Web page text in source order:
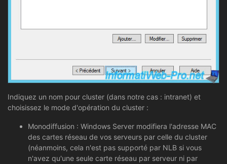
Indiquez un nom pour cluster (dans notre cas : intranet) et
choisissez le mode d'opération du cluster :
Monodiffusion : Windows Server modifiera l'adresse MAC
des cartes réseau de vos serveurs par celle du cluster
(néanmoins, cela n'est pas supporté par NLB si vous
n'avez qu'une seule carte réseau par serveur ni par